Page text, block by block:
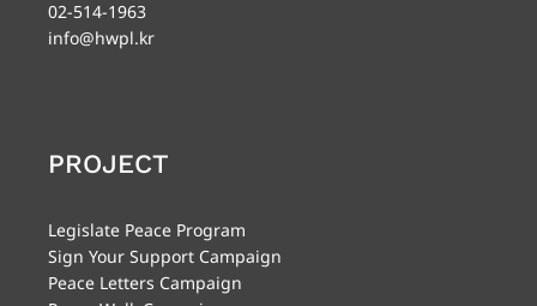
02-514-1963
info@hwpl.kr
PROJECT
Legislate Peace Program
Sign Your Support Campaign
Peace Letters Campaign